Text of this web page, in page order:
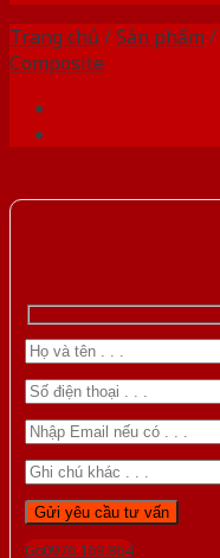
Trang chủ /Sản phẩm /
Composite
Gọi 0976.169.864